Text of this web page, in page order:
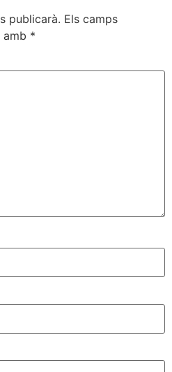
publicarà. Els camps
amb *